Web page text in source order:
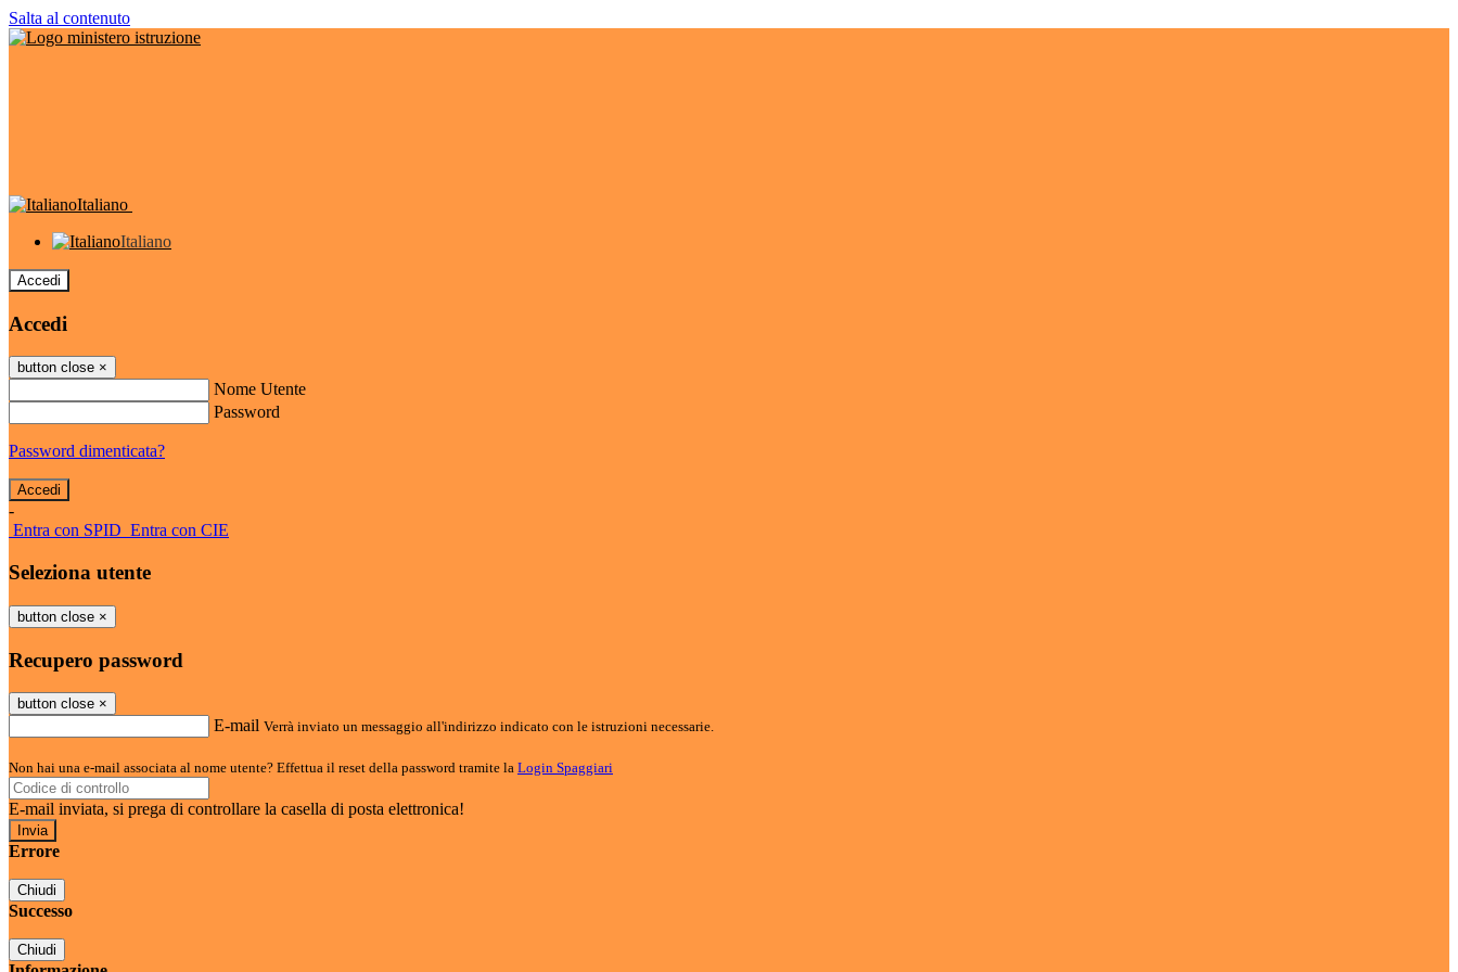
Salta al contenuto
Italiano
Italiano
Accedi
Accedi
button close ×
Nome Utente
Password
Password dimenticata?
-
Entra con SPID Entra con CIE
Seleziona utente
button close ×
Recupero password
button close ×
E-mail Verrà inviato un messaggio all'indirizzo indicato con le istruzioni necessarie.
Non hai una e-mail associata al nome utente? Effettua il reset della password tramite la Login Spaggiari
E-mail inviata, si prega di controllare la casella di posta elettronica!
Errore
Chiudi
Successo
Chiudi